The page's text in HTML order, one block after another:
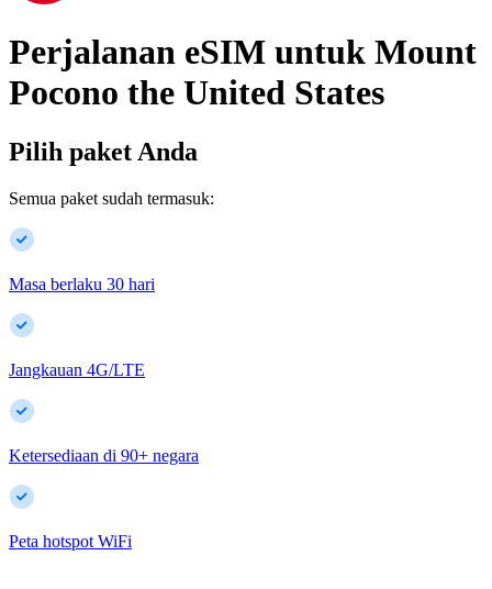
Perjalanan eSIM untuk Mount
Pocono the United States
Pilih paket Anda
Semua paket sudah termasuk:
Masa berlaku 30 hari
Jangkauan 4G/LTE
Ketersediaan di 90+ negara
Peta hotspot WiFi